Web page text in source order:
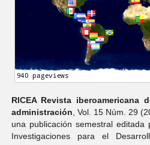
RICEA Revista iberoamericana
administración , Vol. 15 Núm. 29
una publicación semestral
Investigaciones para el